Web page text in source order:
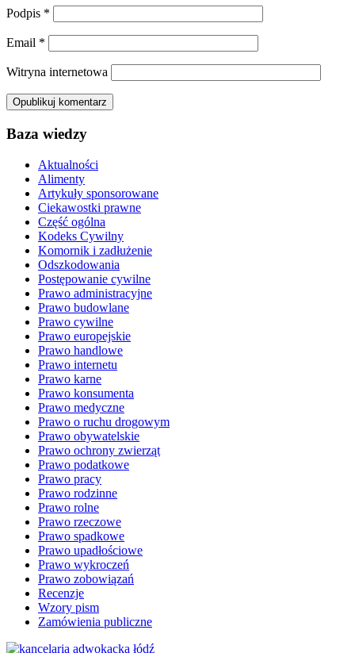
Podpis *
Email *
Witryna internetowa
Baza wiedzy
Aktualności
Alimenty
Artykuły sponsorowane
Ciekawostki prawne
Część ogólna
Kodeks Cywilny
Komornik i zadłużenie
Odszkodowania
Postępowanie cywilne
Prawo administracyjne
Prawo budowlane
Prawo cywilne
Prawo europejskie
Prawo handlowe
Prawo internetu
Prawo karne
Prawo konsumenta
Prawo medyczne
Prawo o ruchu drogowym
Prawo obywatelskie
Prawo ochrony zwierząt
Prawo podatkowe
Prawo pracy
Prawo rodzinne
Prawo rolne
Prawo rzeczowe
Prawo spadkowe
Prawo upadłościowe
Prawo wykroczeń
Prawo zobowiązań
Recenzje
Wzory pism
Zamówienia publiczne